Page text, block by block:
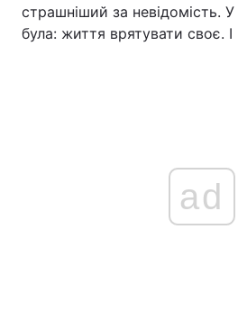
страшніший за невідомість.
була: життя врятувати своє.
ad